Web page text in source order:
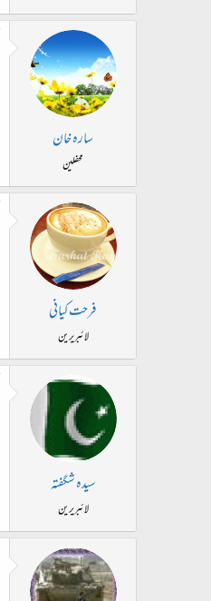
سارہ خان
محفلین
فرحت کیانی
لائبریرین
سیدہ شگفتہ
لائبریرین